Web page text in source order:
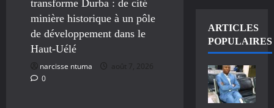
transforme Durba : de cité
minière historique à un pôle
de développement dans le
Haut-Uélé
narcisse ntuma
août 7, 2026
0
ARTICLES
POPULAIRES